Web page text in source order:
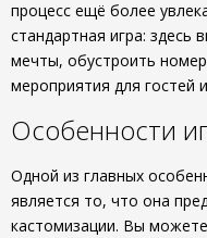
процесс ещё более
стандартная игра:
мечты, обустроить
мероприятия для гостей
Особенности
Одной из главных
является то, что она
кастомизации. Вы